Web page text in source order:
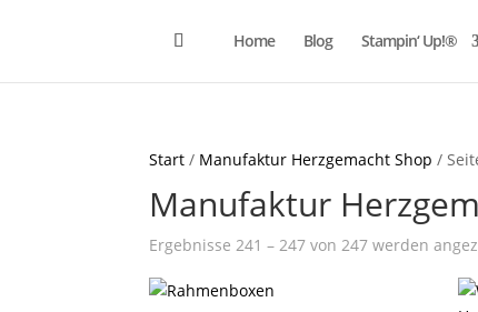
Home Blog Stampin‘ Up!®
Start / Manufaktur Herzgemacht Shop /
Manufaktur
Ergebnisse 241 – 247 von 247 werden